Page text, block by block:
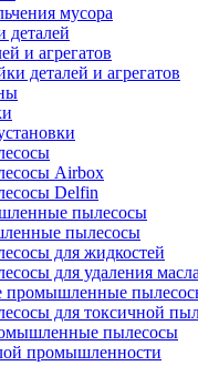
мусора
деталей
и агрегатов
деталей и агрегатов
Airbox
Delfin
пылесосы
пылесосы
для жидкостей
для удаления
промышленные
для токсичной
пылесосы
промышленности